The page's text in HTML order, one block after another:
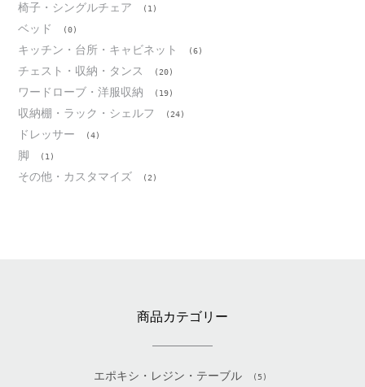
椅子・シングルチェア (1)
ベッド (0)
キッチン・台所・キャビネット (6)
チェスト・収納・タンス (20)
ワードローブ・洋服収納 (19)
収納棚・ラック・シェルフ (24)
ドレッサー (4)
脚 (1)
その他・カスタマイズ (2)
商品カテゴリー
エポキシ・レジン・テーブル (5)